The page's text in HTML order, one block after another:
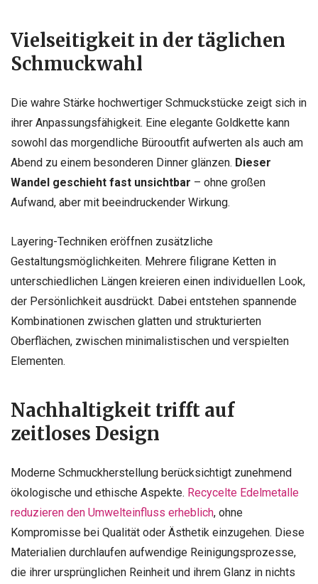
Vielseitigkeit in der täglichen
Schmuckwahl
Die wahre Stärke hochwertiger Schmuckstücke zeigt sich in
ihrer Anpassungsfähigkeit. Eine elegante Goldkette kann
sowohl das morgendliche Bürooutfit aufwerten als auch am
Abend zu einem besonderen Dinner glänzen. Dieser
Wandel geschieht fast unsichtbar – ohne großen
Aufwand, aber mit beeindruckender Wirkung.
Layering-Techniken eröffnen zusätzliche
Gestaltungsmöglichkeiten. Mehrere filigrane Ketten in
unterschiedlichen Längen kreieren einen individuellen Look,
der Persönlichkeit ausdrückt. Dabei entstehen spannende
Kombinationen zwischen glatten und strukturierten
Oberflächen, zwischen minimalistischen und verspielten
Elementen.
Nachhaltigkeit trifft auf
zeitloses Design
Moderne Schmuckherstellung berücksichtigt zunehmend
ökologische und ethische Aspekte. Recycelte Edelmetalle
reduzieren den Umwelteinfluss erheblich, ohne
Kompromisse bei Qualität oder Ästhetik einzugehen. Diese
Materialien durchlaufen aufwendige Reinigungsprozesse,
die ihrer ursprünglichen Reinheit und ihrem Glanz in nichts